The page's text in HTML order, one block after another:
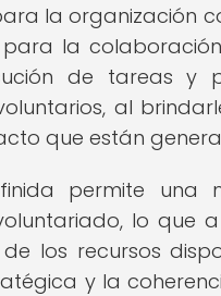
la organización
la
de tareas y
al
que están
permite una
lo que
los recursos
y la